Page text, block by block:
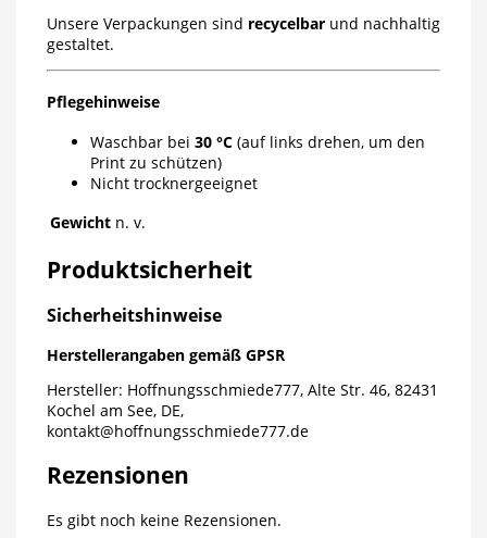
Unsere Verpackungen sind recycelbarund nachhaltig
gestaltet.
Pflegehinweise
Waschbar bei 30 °C(auf links drehen, um den
Print zu schützen)
Nicht trocknergeeignet
Gewicht n. v.
Produktsicherheit
Sicherheitshinweise
Herstellerangaben gemäß GPSR
Hersteller: Hoffnungsschmiede777, Alte Str. 46, 82431
Kochel am See, DE,
kontakt@hoffnungsschmiede777.de
Rezensionen
Es gibt noch keine Rezensionen.